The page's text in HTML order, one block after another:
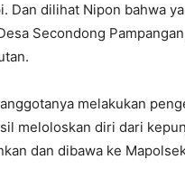
Dan dilihat Nipon bahwa
Secondong
melakukan
meloloskan diri dari
dan dibawa ke